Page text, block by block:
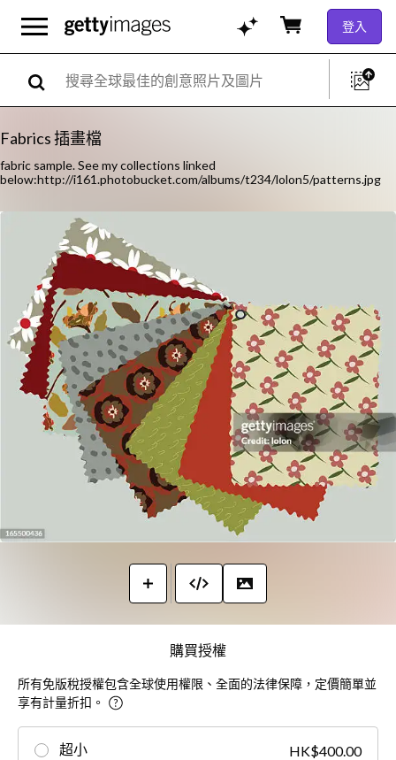
登入
Fabrics 插畫檔
fabric sample. See my collections linked
below:http://i161.photobucket.com/albums/t234/lolon5/patterns.jpg
購買授權
所有免版稅授權包含全球使用權限、全面的法律保障，定價簡單並
享有計量折扣。
超小 HK$400.00